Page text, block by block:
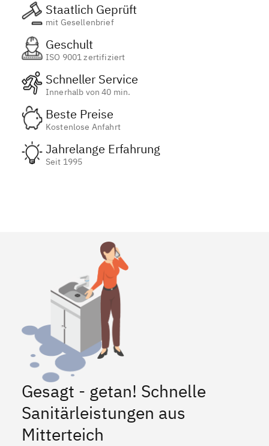
Staatlich Geprüft
mit Gesellenbrief
Geschult
ISO 9001 zertifiziert
Schneller Service
Innerhalb von 40 min.
Beste Preise
Kostenlose Anfahrt
Jahrelange Erfahrung
Seit 1995
Gesagt - getan! Schnelle
Sanitärleistungen aus
Mitterteich